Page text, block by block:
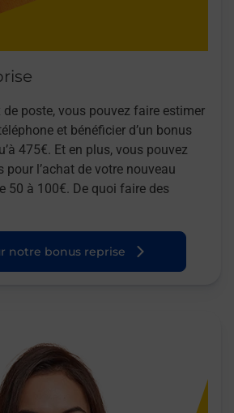
de poste, vous pouvez faire estimer
et bénéficier d’un bonus
475€. Et en plus, vous pouvez
pour l’achat de votre nouveau
50 à 100€. De quoi faire des
notre bonus reprise